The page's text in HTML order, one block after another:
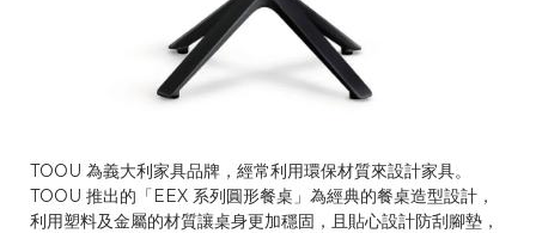
TOOU 為義大利家具品牌，經常利用環保材質來設計家具。
TOOU 推出的「EEX 系列圓形餐桌」為經典的餐桌造型設計，
利用塑料及金屬的材質讓桌身更加穩固，且貼心設計防刮腳墊，